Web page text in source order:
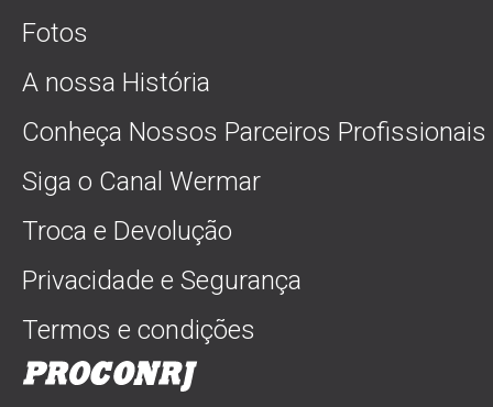
Fotos
A nossa História
Conheça Nossos Parceiros Profissionais
Siga o Canal Wermar
Troca e Devolução
Privacidade e Segurança
Termos e condições